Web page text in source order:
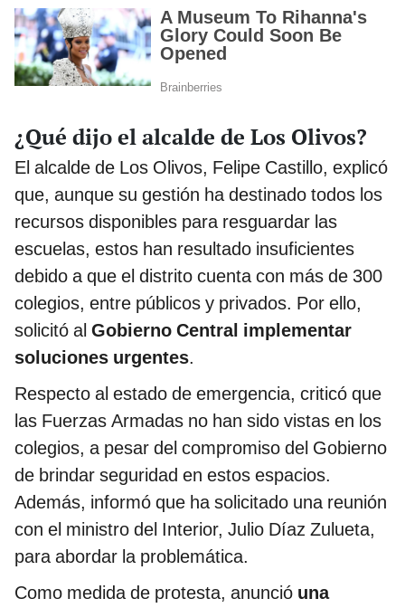
¿Qué dijo el alcalde de Los Olivos?
El alcalde de Los Olivos, Felipe Castillo, explicó
que, aunque su gestión ha destinado todos los
recursos disponibles para resguardar las
escuelas, estos han resultado insuficientes
debido a que el distrito cuenta con más de 300
colegios, entre públicos y privados. Por ello,
solicitó al Gobierno Central implementar
soluciones urgentes.
Respecto al estado de emergencia, criticó que
las Fuerzas Armadas no han sido vistas en los
colegios, a pesar del compromiso del Gobierno
de brindar seguridad en estos espacios.
Además, informó que ha solicitado una reunión
con el ministro del Interior, Julio Díaz Zulueta,
para abordar la problemática.
Como medida de protesta, anunció una